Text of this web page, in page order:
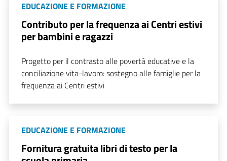
EDUCAZIONE E FORMAZIONE
Contributo per la frequenza ai Centri estivi
per bambini e ragazzi
Progetto per il contrasto alle povertà educative e la
conciliazione vita-lavoro: sostegno alle famiglie per la
frequenza ai Centri estivi
EDUCAZIONE E FORMAZIONE
Fornitura gratuita libri di testo per la